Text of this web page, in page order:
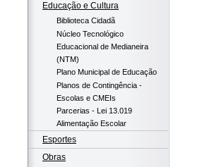
Educação e Cultura
Biblioteca Cidadã
Núcleo Tecnológico
Educacional de Medianeira
(NTM)
Plano Municipal de Educação
Planos de Contingência -
Escolas e CMEIs
Parcerias - Lei 13.019
Alimentação Escolar
Esportes
Obras